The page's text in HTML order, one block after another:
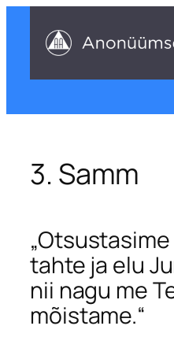
juurde
3. Samm
tahte ja elu
nii nagu me
mõistame.“